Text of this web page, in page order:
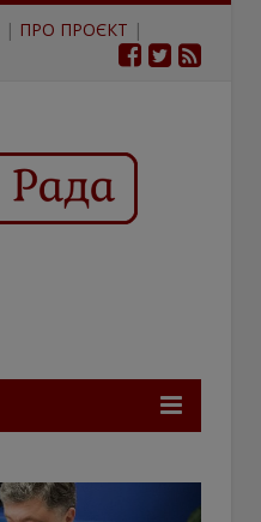
| ПРО ПРОЄКТ |